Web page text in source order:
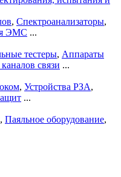
, Спектроанализаторы,
ЭМС ...
тестеры, Аппараты
связи ...
, Устройства РЗА,
...
, Паяльное оборудование,